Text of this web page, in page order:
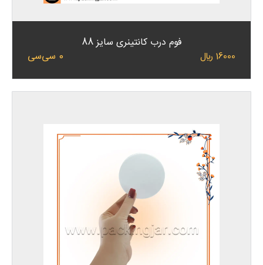
فوم درب کانتینری سایز 88
16000 ﷼ 0 سی‌سی